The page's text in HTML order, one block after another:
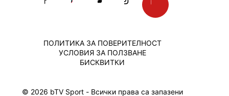
© 2026 bTV Sport - Всички права са запазени
ПОЛИТИКА ЗА ПОВЕРИТЕЛНОСТ
УСЛОВИЯ ЗА ПОЛЗВАНЕ
БИСКВИТКИ